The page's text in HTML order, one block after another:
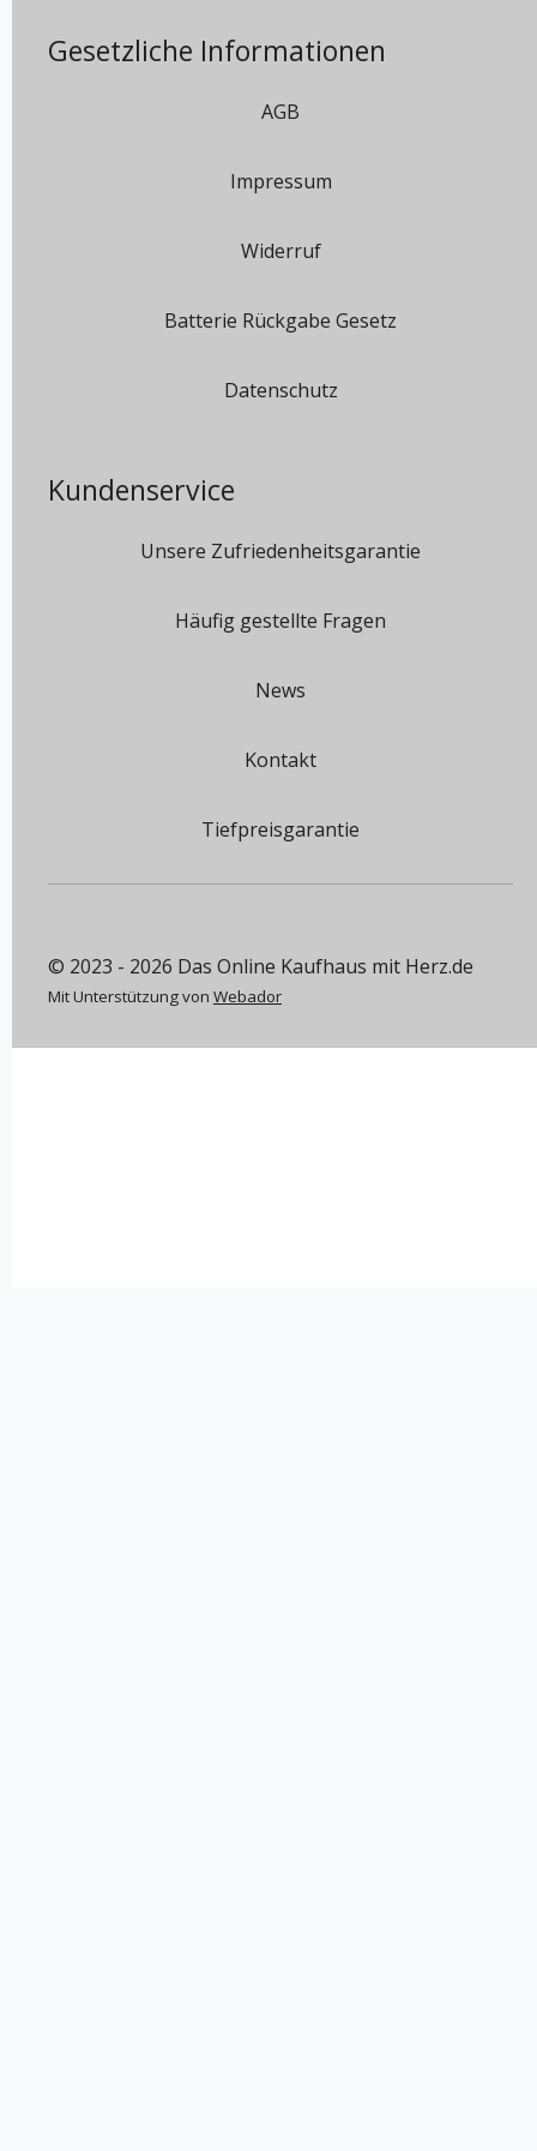
Gesetzliche Informationen
AGB
Impressum
Widerruf
Batterie Rückgabe Gesetz
Datenschutz
Kundenservice
Unsere Zufriedenheitsgarantie
Häufig gestellte Fragen
News
Kontakt
Tiefpreisgarantie
© 2023 - 2026 Das Online Kaufhaus mit Herz.de
Mit Unterstützung von Webador